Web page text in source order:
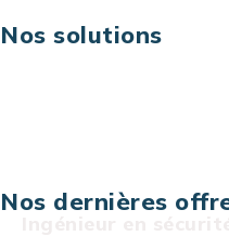
Nos solutions
Nos dernières
Ingénieur en